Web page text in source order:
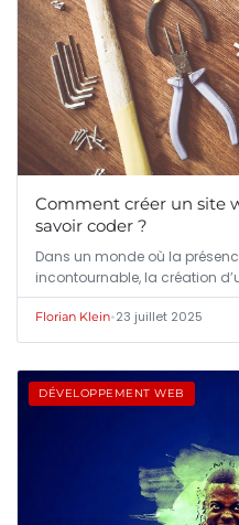
Comment créer un site
savoir coder ?
Dans un monde où la
incontournable, la création
Florian Klein•23 juillet 2025
DÉVELOPPEMENT WEB